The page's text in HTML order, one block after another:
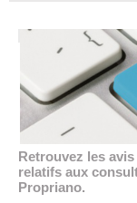
Retrouvez les
relatifs aux
Propriano.